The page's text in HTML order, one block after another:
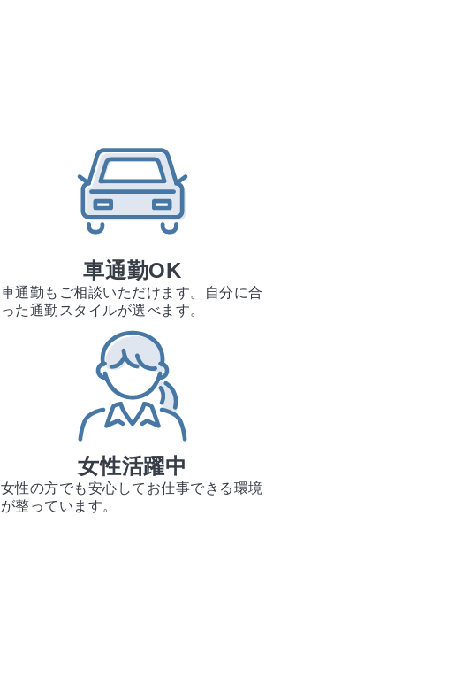
車通勤OK
車通勤もご相談いただけます。自分に合
った通勤スタイルが選べます。
女性活躍中
女性の方でも安心してお仕事できる環境
が整っています。